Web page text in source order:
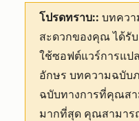
โปรดทราบ:: บทควา
สะดวกของคุณได้รั
ใช้ซอฟต์แวร์การแป
อักษร บทความฉบับ
ฉบับทางการที่คุณส
มากที่สุด คุณสามาร